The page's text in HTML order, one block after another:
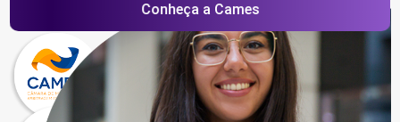
Conheça a Cames